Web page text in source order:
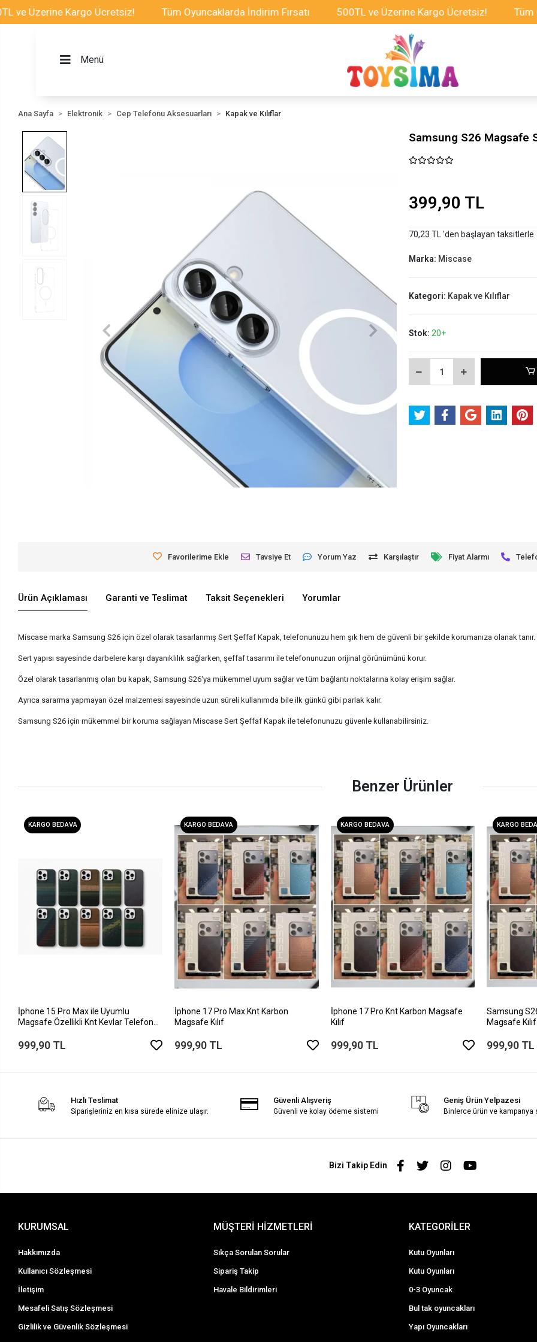
Kargo Ücretsiz! Tüm Oyuncaklarda İndirim Fırsatı 500TL ve Üzerine Kargo Ücretsiz! Tüm
Menü
Ana Sayfa Elektronik Cep Telefonu Aksesuarları Kapak ve Kılıflar
Samsung S26 Magsafe
399,90 TL
70,23 TL 'den başlayan taksitlerle
Marka: Miscase
Kategori: Kapak ve Kılıflar
Stok: 20+
Favorilerime Ekle Tavsiye Et Yorum Yaz Karşılaştır Fiyat Alarmı
Ürün Açıklaması Garanti ve Teslimat Taksit Seçenekleri Yorumlar
Miscase marka Samsung S26 için özel olarak tasarlanmış Sert Şeffaf Kapak, telefonunuzu hem şık hem de güvenli bir şekilde korumanıza olanak tanır.
Sert yapısı sayesinde darbelere karşı dayanıklılık sağlarken, şeffaf tasarımı ile telefonunuzun orijinal görünümünü korur.
Özel olarak tasarlanmış olan bu kapak, Samsung S26'ya mükemmel uyum sağlar ve tüm bağlantı noktalarına kolay erişim sağlar.
Ayrıca sararma yapmayan özel malzemesi sayesinde uzun süreli kullanımda bile ilk günkü gibi parlak kalır.
Samsung S26 için mükemmel bir koruma sağlayan Miscase Sert Şeffaf Kapak ile telefonunuzu güvenle kullanabilirsiniz.
Benzer Ürünler
KARGO BEDAVA
İphone 15 Pro Max ile Uyumlu
Magsafe Özellikli Knt Kevlar Telefon
999,90 TL
KARGO BEDAVA
İphone 17 Pro Max Knt Karbon
Magsafe Kılıf
999,90 TL
KARGO BEDAVA
İphone 17 Pro Knt Karbon Magsafe
Kılıf
999,90 TL
KARGO
Samsung
Magsafe Kılıf
999,90 TL
Hızlı Teslimat
Siparişleriniz en kısa sürede elinize ulaşır.
Güvenli Alışveriş
Güvenli ve kolay ödeme sistemi
Geniş Ürün Yelpazesi
Binlerce ürün ve kampanya
Bizi Takip Edin
KURUMSAL
Hakkımızda
Kullanıcı Sözleşmesi
İletişim
Mesafeli Satış Sözleşmesi
Gizlilik ve Güvenlik Sözleşmesi
MÜŞTERİ HİZMETLERİ
Sıkça Sorulan Sorular
Sipariş Takip
Havale Bildirimleri
KATEGORİLER
Kutu Oyunları
Kutu Oyunları
0-3 Oyuncak
Bul tak oyuncakları
Yapı Oyuncakları